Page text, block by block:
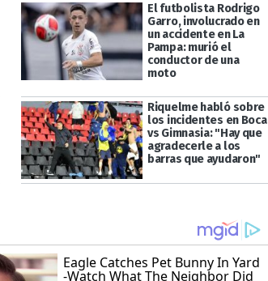
El futbolista Rodrigo
Garro, involucrado en
un accidente en La
Pampa: murió el
conductor de una
moto
Riquelme habló sobre
los incidentes en Boca
vs Gimnasia: "Hay que
agradecerle a los
barras que ayudaron"